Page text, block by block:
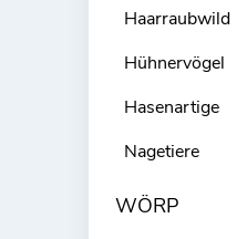
Haarraubwild
Hühnervögel
Hasenartige
Nagetiere
WÖRP